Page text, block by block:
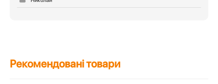
Рекомендовані товари